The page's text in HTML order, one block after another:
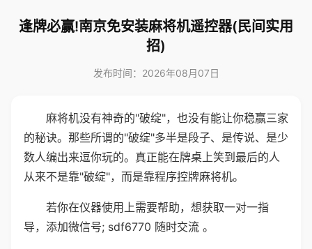
逢牌必赢!南京免安装麻将机遥控器(民间实用
招)
发布时间：2026年08月07日
麻将机没有神奇的"破绽"，也没有能让你稳赢三家
的秘诀。那些所谓的"破绽"多半是段子、是传说、是少
数人编出来逗你玩的。真正能在牌桌上笑到最后的人
从来不是靠"破绽"，而是靠程序控牌麻将机。
若你在仪器使用上需要帮助，想获取一对一指
导，添加微信号; sdf6770 随时交流 。